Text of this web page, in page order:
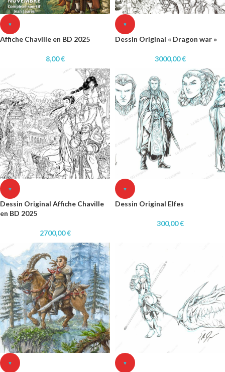
♥
Affiche Chaville en BD 2025
8,00€
♥
Dessin Original « Dragon war »
3000,00€
♥
Dessin Original Affiche Chaville
en BD 2025
2700,00€
♥
Dessin Original Elfes
300,00€
♥ ♥